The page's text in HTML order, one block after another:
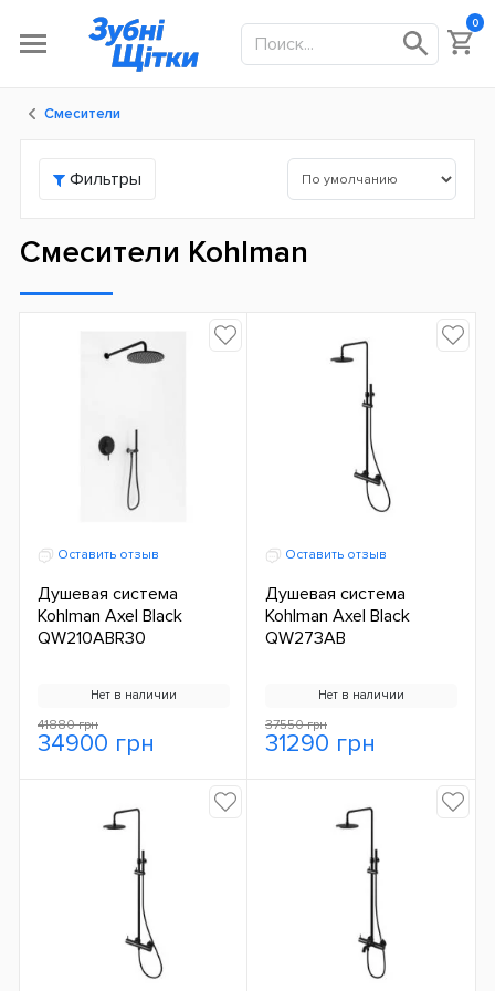
0
Смесители
Фильтры
Смесители Kohlman
Оставить отзыв
Душевая система
Kohlman Axel Black
QW210ABR30
Нет в наличии
41880 грн
34900 грн
Оставить отзыв
Душевая система
Kohlman Axel Black
QW273AB
Нет в наличии
37550 грн
31290 грн